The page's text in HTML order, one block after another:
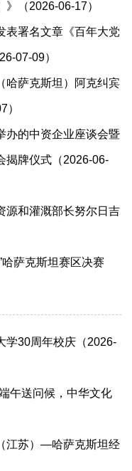
（2026-06-17）
表署名文章《百年大党
07-09）
哈萨克斯坦）阿克纠宾
）
办的中资企业座谈会暨
揭牌仪式（2026-06-
源和灌溉部长努尔日吉
萨克斯坦赛区决赛
学30周年校庆（2026-
午送问候，中华文化
江苏）—哈萨克斯坦经